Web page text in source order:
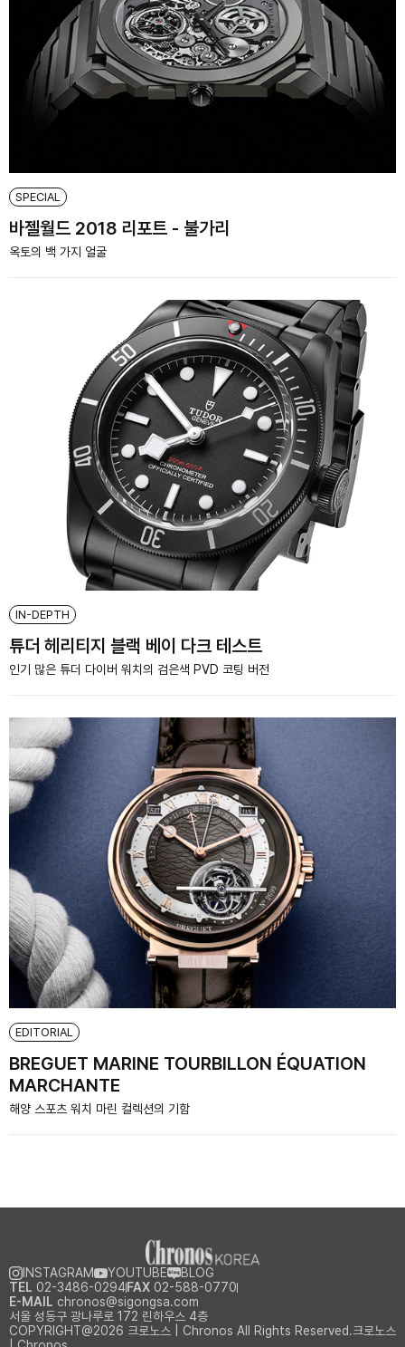
SPECIAL
바젤월드 2018 리포트 - 불가리
옥토의 백 가지 얼굴
IN-DEPTH
튜더 헤리티지 블랙 베이 다크 테스트
인기 많은 튜더 다이버 워치의 검은색 PVD 코팅 버전
EDITORIAL
BREGUET MARINE TOURBILLON ÉQUATION
MARCHANTE
해양 스포츠 워치 마린 컬렉션의 기함
서울 성동구 광나루로 172 린하우스 4층
COPYRIGHT@2026 크로노스 | Chronos All Rights Reserved.크로노스
INSTAGRAM YOUTUBE
BLOG
TEL 02-3486-0294 FAX 02-588-0770
E-MAIL chronos@sigongsa.com